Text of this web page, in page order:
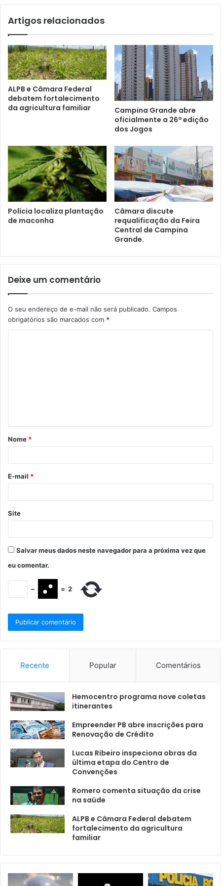
Artigos relacionados
ALPB e Câmara Federal
debatem fortalecimento
da agricultura familiar
Campina Grande abre
oficialmente a 26ª edição
dos Jogos
Polícia localiza plantação
de maconha
Câmara discute
requalificação da Feira
Central de Campina
Grande.
Deixe um comentário
O seu endereço de e-mail não será publicado. Campos
obrigatórios são marcados com *
Nome *
E-mail *
Site
Salvar meus dados neste navegador para a próxima vez que
eu comentar.
− = 2
Recente Popular Comentários
Hemocentro programa nove coletas
itinerantes
Empreender PB abre inscrições para
Renovação de Crédito
Lucas Ribeiro inspeciona obras da
última etapa do Centro de
Convenções
Romero comenta situação da crise
na saúde
ALPB e Câmara Federal debatem
fortalecimento da agricultura
familiar